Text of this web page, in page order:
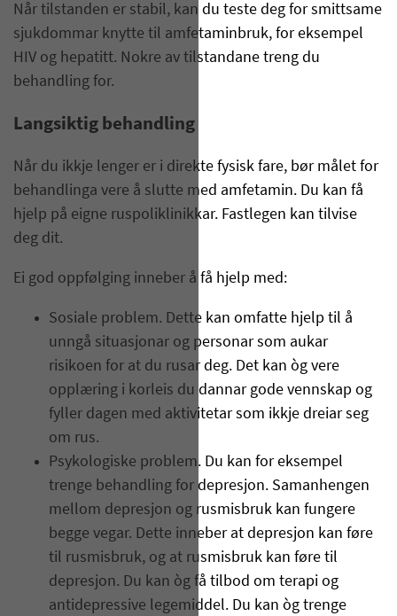
Når tilstanden er stabil, kan du teste deg for smittsame
sjukdommar knytte til amfetaminbruk, for eksempel
HIV og hepatitt. Nokre av tilstandane treng du
behandling for.
Langsiktig behandling
Når du ikkje lenger er i direkte fysisk fare, bør målet for
behandlinga vere å slutte med amfetamin. Du kan få
hjelp på eigne ruspoliklinikkar. Fastlegen kan tilvise
deg dit.
Ei god oppfølging inneber å få hjelp med:
Sosiale problem. Dette kan omfatte hjelp til å
unngå situasjonar og personar som aukar
risikoen for at du rusar deg. Det kan òg vere
opplæring i korleis du dannar gode vennskap og
fyller dagen med aktivitetar som ikkje dreiar seg
om rus.
Psykologiske problem. Du kan for eksempel
trenge behandling for depresjon. Samanhengen
mellom depresjon og rusmisbruk kan fungere
begge vegar. Dette inneber at depresjon kan føre
til rusmisbruk, og at rusmisbruk kan føre til
depresjon. Du kan òg få tilbod om terapi og
antidepressive legemiddel. Du kan òg trenge